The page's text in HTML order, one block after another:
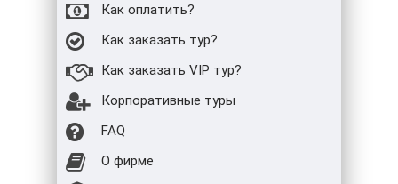
Как оплатить?
Как заказать тур?
Как заказать VIP тур?
Корпоративные туры
FAQ
О фирме